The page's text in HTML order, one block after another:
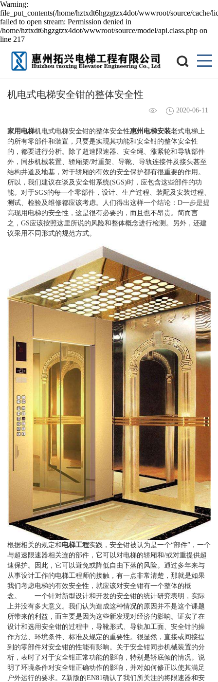
Warning:
file_put_contents(/home/hztxdt6hgzgtzx4dot/wwwroot/source/cache/
failed to open stream: Permission denied in
/home/hztxdt6hgzgtzx4dot/wwwroot/source/model/api.class.php on
line 217
机电式电梯安全钳的整体安全性
2020-06-11
家用电梯机电式电梯安全钳的整体安全性惠州电梯安装老式电梯上
的所有零部件和装置，只要是实现其功能和安全钳的整体安全性
的，都要进行分析。除了超速限速器、安全绳、涨紧轮和导轨部件
外，同步机械装置、轿厢架/对重架、导靴、导轨连接件及接头甚至
结构井道及地基，对于轿厢的有效的安全保护都有很重要的作用。
所以，我们建议在谈及安全钳系统(SGS)时，应包含这些部件的功
能。对于SGS的每一个零部件，设计、生产过程、装配及安装过程、
测试、检验及维修都应该考虑。人们得出这样一个结论：D一步是提
高现用电梯的安全性，这是很有必要的，而且也不昂贵。简而言
之，GS应该按照这里所说的风险和整体概念进行检测。另外，还建
议采用不同形式的规范方式。
根据相关的规定和 电梯工程实践，安全钳被认为是一个“部件”，一个
与超速限速器相关连的部件，它可以对电梯的轿厢和/或对重提供超
速保护。因此，它可以避免或降低自由下落的风险。通过多年来与
从事设计工作的电梯工程师的接触，有一点非常清楚，那就是如果
我们考虑电梯的有效安全性，就应该对安全钳有一个整体的概
念。 一个针对新型设计和开发的安全钳的统计研究表明，实际
上并没有多大意义。我们认为造成这种情况的原因并不是这个课题
所带来的利益，而主要是因为这些新发现对经济的影响。证实了在
设计和选用安全钳的过程中，导靴形式、导轨加工面、安全钳的操
作方法、环境条件、标准及规定的重要性。很显然，直接或间接提
到的零部件对安全钳的性能有影响。关于安全钳同步机械装置的分
析，表时了对于安全钳正常功能的影响，特别是轿底倾的情况。说
明了环境条件对安全钳正确动作的影响，并对如何修正以使其满足
户外运行的要求。Z新版的EN81确认了我们所关注的将限速器和安